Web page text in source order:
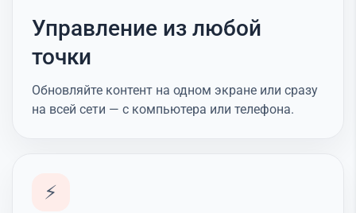
Управление из любой
точки
Обновляйте контент на одном экране или сразу
на всей сети — с компьютера или телефона.
⚡